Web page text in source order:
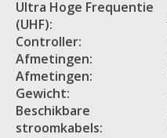
Ultra Hoge Frequentie
(UHF):
Controller:
Afmetingen:
Afmetingen:
Gewicht:
Beschikbare
stroomkabels: